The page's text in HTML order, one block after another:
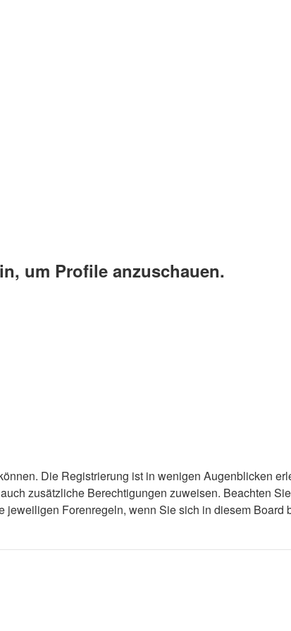
um Profile anzuschauen.
Die Registrierung ist in wenigen Augenblicken
zusätzliche Berechtigungen zuweisen. Beachten
Forenregeln, wenn Sie sich in diesem Board